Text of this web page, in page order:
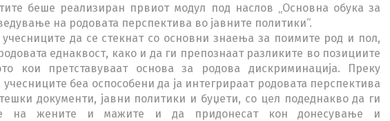
беше реализиран првиот модул под наслов „Основна обука за
на родовата перспектива во јавните политики“.
да се стекнат со основни знаења за поимите род и пол,
еднаквост, како и да ги препознаат разликите во позициите
кои претставуваат основа за родова дискриминација. Преку
беа оспособени да ја интегрираат родовата перспектива
документи, јавни политики и буџети, со цел подеднакво да ги
на жените и мажите и да придонесат кон донесување и